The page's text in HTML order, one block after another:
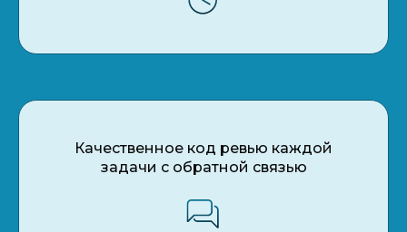
Качественное код ревью каждой
задачи с обратной связью